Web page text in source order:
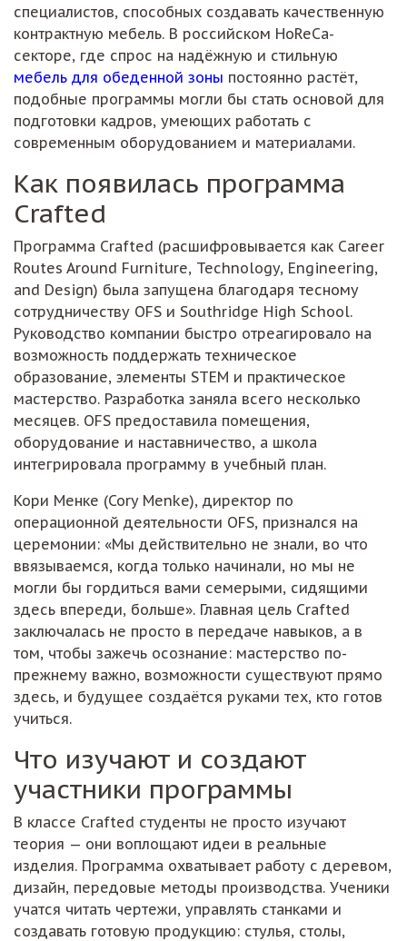
специалистов, способных создавать качественную
контрактную мебель. В российском HoReCa-
секторе, где спрос на надёжную и стильную
мебель для обеденной зоны постоянно растёт,
подобные программы могли бы стать основой для
подготовки кадров, умеющих работать с
современным оборудованием и материалами.
Как появилась программа
Crafted
Программа Crafted (расшифровывается как Career
Routes Around Furniture, Technology, Engineering,
and Design) была запущена благодаря тесному
сотрудничеству OFS и Southridge High School.
Руководство компании быстро отреагировало на
возможность поддержать техническое
образование, элементы STEM и практическое
мастерство. Разработка заняла всего несколько
месяцев. OFS предоставила помещения,
оборудование и наставничество, а школа
интегрировала программу в учебный план.
Кори Менке (Cory Menke), директор по
операционной деятельности OFS, признался на
церемонии: «Мы действительно не знали, во что
ввязываемся, когда только начинали, но мы не
могли бы гордиться вами семерыми, сидящими
здесь впереди, больше». Главная цель Crafted
заключалась не просто в передаче навыков, а в
том, чтобы зажечь осознание: мастерство по-
прежнему важно, возможности существуют прямо
здесь, и будущее создаётся руками тех, кто готов
учиться.
Что изучают и создают
участники программы
В классе Crafted студенты не просто изучают
теория — они воплощают идеи в реальные
изделия. Программа охватывает работу с деревом,
дизайн, передовые методы производства. Ученики
учатся читать чертежи, управлять станками и
создавать готовую продукцию: стулья, столы,